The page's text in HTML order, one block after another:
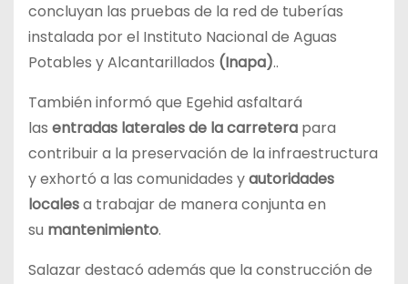
concluyan las pruebas de la red de tuberías
instalada por el Instituto Nacional de Aguas
Potables y Alcantarillados (Inapa)..
También informó que Egehid asfaltará
las entradas laterales de la carretera para
contribuir a la preservación de la infraestructura
y exhortó a las comunidades yautoridades
localesa trabajar de manera conjunta en
su mantenimiento.
Salazar destacó además que la construcción de